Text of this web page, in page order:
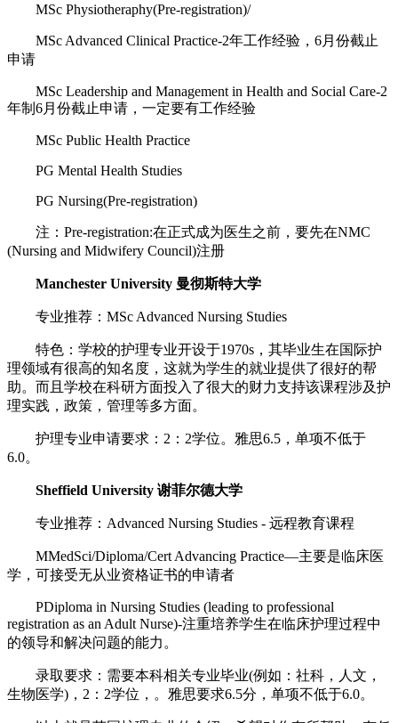
MSc Physiotheraphy(Pre-registration)/
MSc Advanced Clinical Practice-2年工作经验，6月份截止
申请
MSc Leadership and Management in Health and Social Care-2
年制6月份截止申请，一定要有工作经验
MSc Public Health Practice
PG Mental Health Studies
PG Nursing(Pre-registration)
注：Pre-registration:在正式成为医生之前，要先在NMC
(Nursing and Midwifery Council)注册
Manchester University 曼彻斯特大学
专业推荐：MSc Advanced Nursing Studies
特色：学校的护理专业开设于1970s，其毕业生在国际护
理领域有很高的知名度，这就为学生的就业提供了很好的帮
助。而且学校在科研方面投入了很大的财力支持该课程涉及护
理实践，政策，管理等多方面。
护理专业申请要求：2：2学位。雅思6.5，单项不低于
6.0。
Sheffield University 谢菲尔德大学
专业推荐：Advanced Nursing Studies - 远程教育课程
MMedSci/Diploma/Cert Advancing Practice—主要是临床医
学，可接受无从业资格证书的申请者
PDiploma in Nursing Studies (leading to professional
registration as an Adult Nurse)-注重培养学生在临床护理过程中
的领导和解决问题的能力。
录取要求：需要本科相关专业毕业(例如：社科，人文，
生物医学)，2：2学位，。雅思要求6.5分，单项不低于6.0。